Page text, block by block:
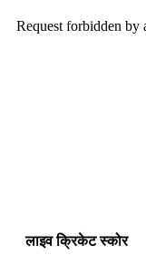
लाइव क्रिकेट स्कोर